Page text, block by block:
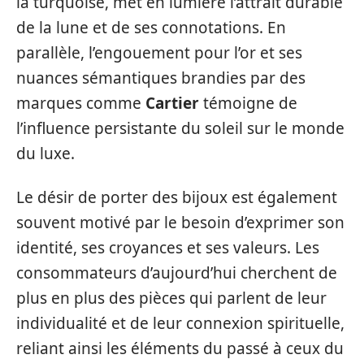
de la lune et de ses connotations. En
parallèle, l’engouement pour l’or et ses
nuances sémantiques brandies par des
marques comme Cartiertémoigne de
l’influence persistante du soleil sur le monde
du luxe.
Le désir de porter des bijoux est également
souvent motivé par le besoin d’exprimer son
identité, ses croyances et ses valeurs. Les
consommateurs d’aujourd’hui cherchent de
plus en plus des pièces qui parlent de leur
individualité et de leur connexion spirituelle,
reliant ainsi les éléments du passé à ceux du